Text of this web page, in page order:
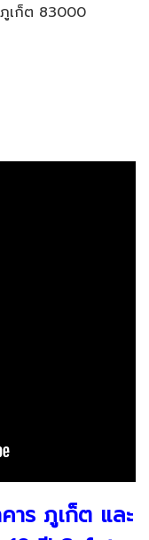
เก็ต 83000
าร ภูเก็ต และ